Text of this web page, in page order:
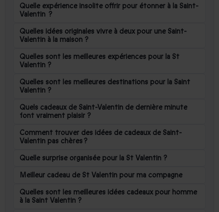
Quelle expérience insolite offrir pour étonner à la Saint-
Valentin ?
Quelles idées originales vivre à deux pour une Saint-
Valentin à la maison ?
Quelles sont les meilleures expériences pour la St
Valentin ?
Quelles sont les meilleures destinations pour la Saint
Valentin ?
Quels cadeaux de Saint-Valentin de dernière minute
font vraiment plaisir ?
Comment trouver des idées de cadeaux de Saint-
Valentin pas chères ?
Quelle surprise organisée pour la St Valentin ?
Meilleur cadeau de St Valentin pour ma compagne
Quelles sont les meilleures idées cadeaux pour homme
à la Saint Valentin ?